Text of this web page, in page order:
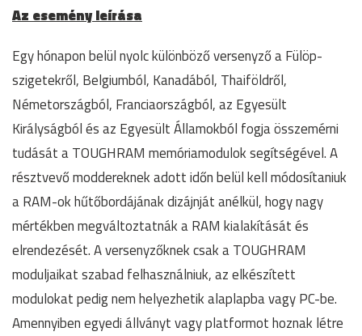
Az esemény leírása
Egy hónapon belül nyolc különböző versenyző a Fülöp-
szigetekről, Belgiumból, Kanadából, Thaiföldről,
Németországból, Franciaországból, az Egyesült
Királyságból és az Egyesült Államokból fogja összemérni
tudását a TOUGHRAM memóriamodulok segítségével. A
résztvevő moddereknek adott időn belül kell módosítaniuk
a RAM-ok hűtőbordájának dizájnját anélkül, hogy nagy
mértékben megváltoztatnák a RAM kialakítását és
elrendezését. A versenyzőknek csak a TOUGHRAM
moduljaikat szabad felhasználniuk, az elkészített
modulokat pedig nem helyezhetik alaplapba vagy PC-be.
Amennyiben egyedi állványt vagy platformot hoznak létre